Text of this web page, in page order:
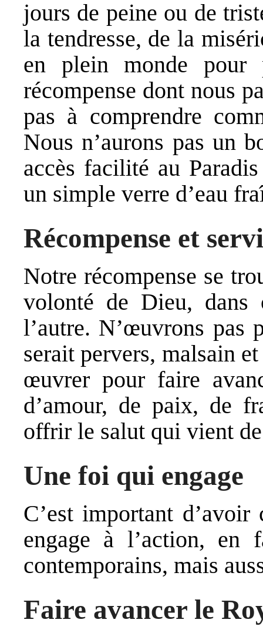
jours de peine ou de
la tendresse, de la
en plein monde pour
récompense dont nous
pas à comprendre
Nous n’aurons pas un
accès facilité au
un simple verre d’eau
Récompense et
Notre récompense se
volonté de Dieu, dans
l’autre. N’œuvrons pas
serait pervers, malsain
œuvrer pour faire
d’amour, de paix, de
offrir le salut qui vient
Une foi qui engage
C’est important
engage à l’action, en
contemporains, mais
Faire avancer le